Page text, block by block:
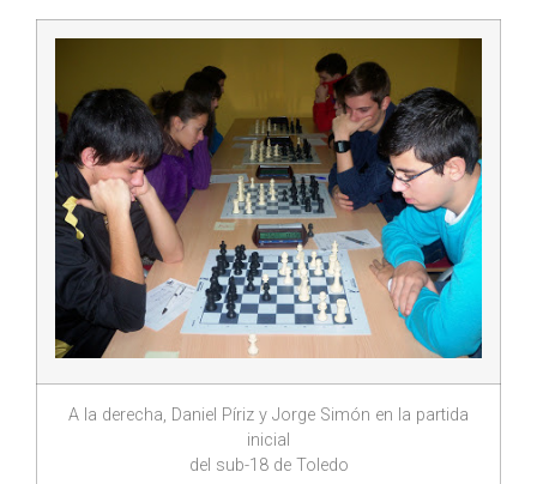
A la derecha, Daniel Píriz y Jorge Simón en la partida
inicial
del sub-18 de Toledo